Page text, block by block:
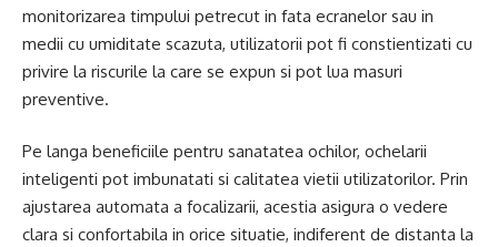
monitorizarea timpului petrecut in fata ecranelor sau in
medii cu umiditate scazuta, utilizatorii pot fi constientizati cu
privire la riscurile la care se expun si pot lua masuri
preventive.
Pe langa beneficiile pentru sanatatea ochilor, ochelarii
inteligenti pot imbunatati si calitatea vietii utilizatorilor. Prin
ajustarea automata a focalizarii, acestia asigura o vedere
clara si confortabila in orice situatie, indiferent de distanta la